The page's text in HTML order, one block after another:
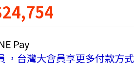
Pay
，台灣大會員享更多付款方